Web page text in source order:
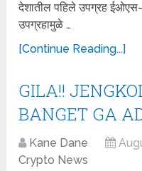
देशातील पहिले उपग्रह ईओएस-
उपग्रहामुळे …
[Continue Reading...]
GILA!!
BANGET GA
Kane Dane
Crypto News